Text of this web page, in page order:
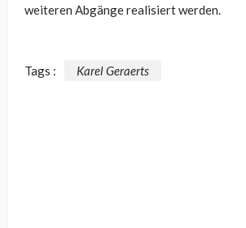
weiteren Abgänge realisiert werden.
Tags : Karel Geraerts